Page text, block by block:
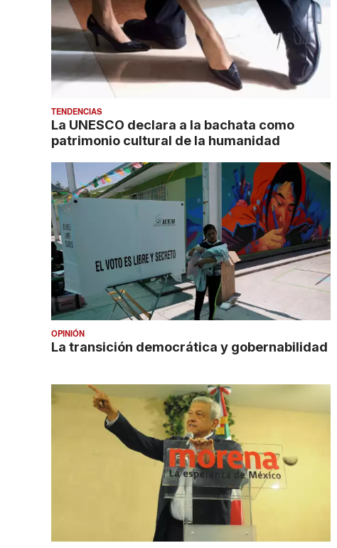
TENDENCIAS
La UNESCO declara a la bachata como
patrimonio cultural de la humanidad
OPINIÓN
La transición democrática y gobernabilidad